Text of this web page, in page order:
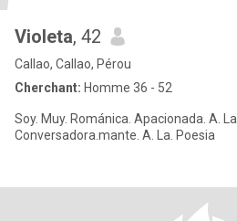
Violeta, 42
Callao, Callao, Pérou
Cherchant: Homme 36 - 52
Soy. Muy. Románica. Apacionada. A. La. Naturaleza. Soñadora.
Conversadora.mante. A. La. Poesia